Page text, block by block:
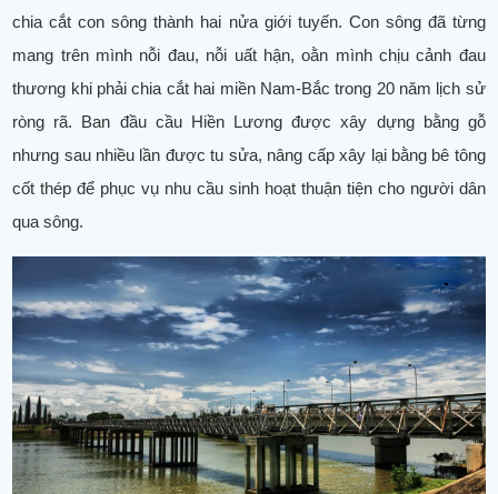
chia cắt con sông thành hai nửa giới tuyến. Con sông đã từng
mang trên mình nỗi đau, nỗi uất hận, oằn mình chịu cảnh đau
thương khi phải chia cắt hai miền Nam-Bắc trong 20 năm lịch sử
ròng rã. Ban đầu cầu Hiền Lương được xây dựng bằng gỗ
nhưng sau nhiều lần được tu sửa, nâng cấp xây lại bằng bê tông
cốt thép để phục vụ nhu cầu sinh hoạt thuận tiện cho người dân
qua sông.